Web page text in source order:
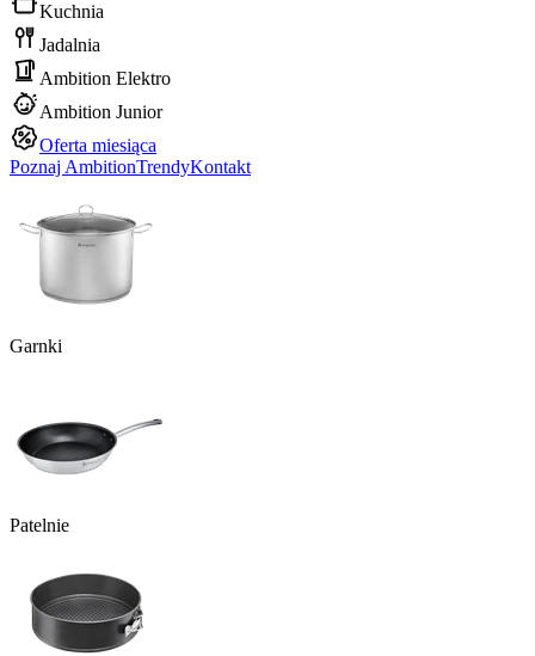
Kuchnia
Jadalnia
Ambition Elektro
Ambition Junior
Oferta miesiąca
Poznaj AmbitionTrendyKontakt
Garnki
Patelnie